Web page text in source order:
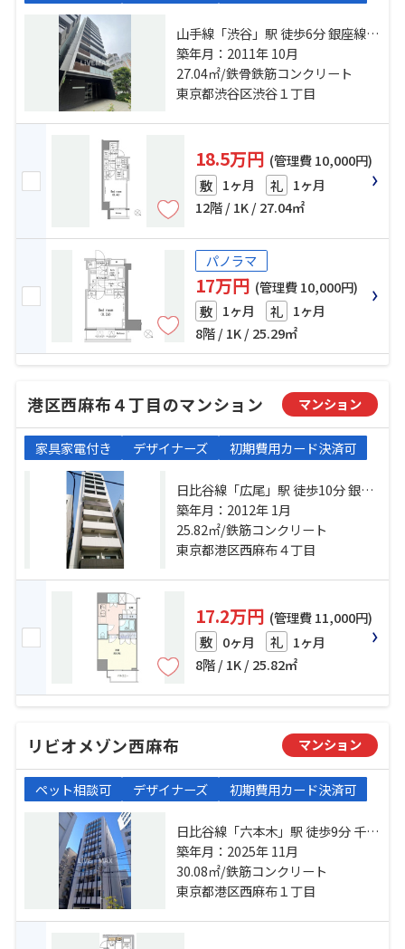
山手線「渋谷」駅 徒歩6分 銀座線
「表参道」駅 徒歩8分 千代田線「明
治神宮前」駅 徒歩13分
築年月：2011年 10月
27.04㎡/鉄骨鉄筋コンクリート
東京都渋谷区渋谷１丁目
18.5万円 (管理費 10,000円)
敷 1ヶ月 礼 1ヶ月
12階 / 1K / 27.04㎡
パノラマ
17万円 (管理費 10,000円)
敷 1ヶ月 礼 1ヶ月
8階 / 1K / 25.29㎡
港区西麻布４丁目のマンション マンション
家具家電付き デザイナーズ 初期費用カード決済可
日比谷線「広尾」駅 徒歩10分 銀座
線「表参道」駅 徒歩17分 都営大江
戸線「六本木」駅 徒歩20分
築年月：2012年 1月
25.82㎡/鉄筋コンクリート
東京都港区西麻布４丁目
17.2万円 (管理費 11,000円)
敷 0ヶ月 礼 1ヶ月
8階 / 1K / 25.82㎡
リビオメゾン西麻布 マンション
ペット相談可 デザイナーズ 初期費用カード決済可
日比谷線「六本木」駅 徒歩9分 千代
田線「乃木坂」駅 徒歩7分 半蔵門線
「表参道」駅 徒歩15分
築年月：2025年 11月
30.08㎡/鉄筋コンクリート
東京都港区西麻布１丁目